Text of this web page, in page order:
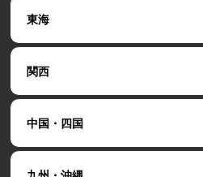
東海
関西
中国・四国